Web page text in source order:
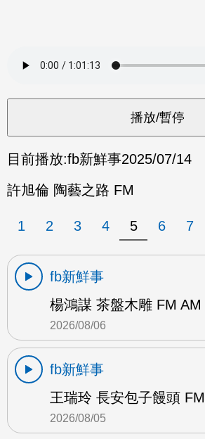
目前播放:fb新鮮事2025/07/14
許旭倫 陶藝之路 FM
1 2 3 4 5 6 7
fb新鮮事
楊鴻謀 茶盤木雕 FM AM
2026/08/06
fb新鮮事
王瑞玲 長安包子饅頭
2026/08/05